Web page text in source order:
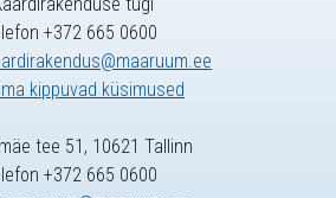
+372 665 0600
kippuvad küsimused
tee 51, 10621 Tallinn
+372 665 0600